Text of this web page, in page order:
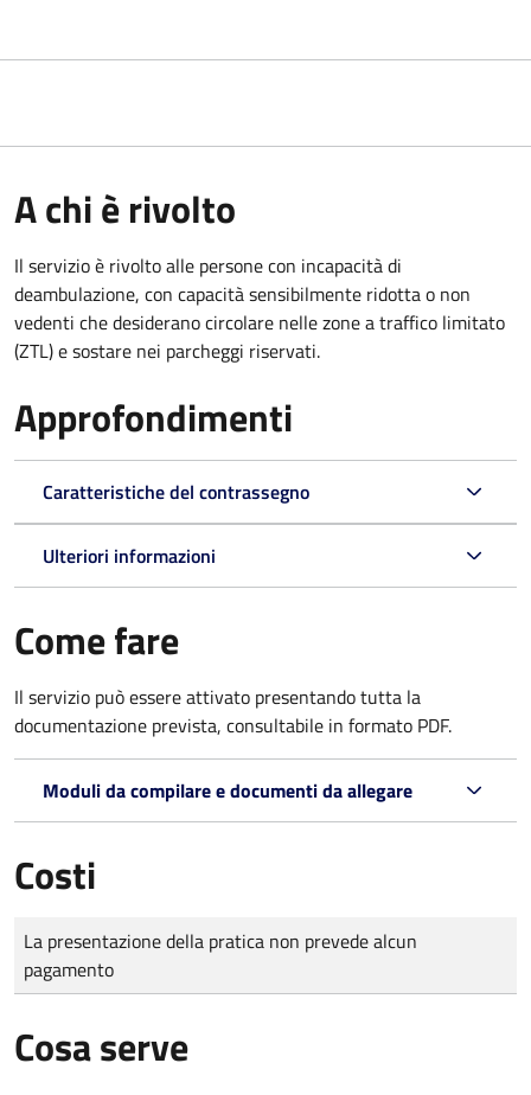
A chi è rivolto
Il servizio è rivolto alle persone con incapacità di
deambulazione, con capacità sensibilmente ridotta o non
vedenti che desiderano circolare nelle zone a traffico limitato
(ZTL) e sostare nei parcheggi riservati.
Approfondimenti
Caratteristiche del contrassegno
Ulteriori informazioni
Come fare
Il servizio può essere attivato presentando tutta la
documentazione prevista, consultabile in formato PDF.
Moduli da compilare e documenti da allegare
Costi
Tipo di pagamento
Importo
La presentazione della pratica non prevede alcun
pagamento
Cosa serve